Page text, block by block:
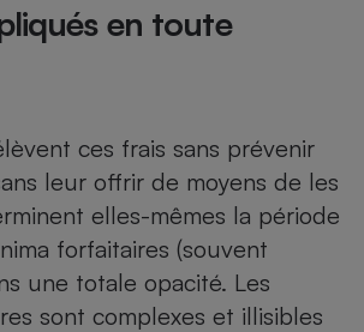
en toute
ces frais sans prévenir
leur offrir de moyens de les
elles-mêmes la période
forfaitaires (souvent
une totale opacité. Les
sont complexes et illisibles